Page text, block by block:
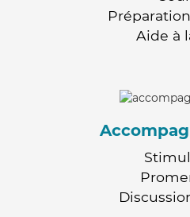
Aide à